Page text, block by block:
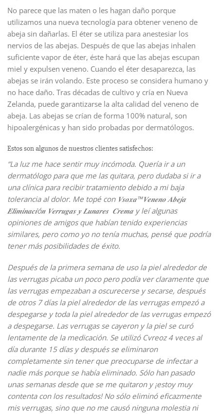
No parece que las maten o les hagan daño porque
utilizamos una nueva tecnología para obtener veneno de
abeja sin dañarlas. El éter se utiliza para anestesiar los
nervios de las abejas. Después de que las abejas inhalen
suficiente vapor de éter, éste hará que las abejas escupan
miel y expulsen veneno. Cuando el éter desaparezca, las
abejas se irán volando. Este proceso se considera humano y
no hace daño. Tras décadas de cultivo y cría en Nueva
Zelanda, puede garantizarse la alta calidad del veneno de
abeja. Las abejas se crían de forma 100% natural, son
hipoalergénicas y han sido probadas por dermatólogos.
Estos son algunos de nuestros clientes satisfechos:
“La luz me hace sentir muy incómoda. Quería ir a un
dermatólogo para que me las quitara, pero dudaba si ir a
una clínica para recibir tratamiento debido a mi baja
tolerancia al dolor. Me topé con 𝑽𝒔𝒐𝒙𝒂™𝑽𝒆𝒏𝒆𝒏𝒐 𝑨𝒃𝒆𝒋𝒂
𝑬𝒍𝒊𝒎𝒊𝒏𝒂𝒄𝒊ó𝒏 𝑽𝒆𝒓𝒓𝒖𝒈𝒂𝒔 𝒚 𝑳𝒖𝒏𝒂𝒓𝒆𝒔 𝑪𝒓𝒆𝒎𝒂 y leí algunas
opiniones de amigos que habían tenido experiencias
similares, pero como yo no tenía muchas, pensé que podría
tener más posibilidades de éxito.
Después de la primera semana de uso la piel alrededor de
las verrugas picaba un poco pero podía ver claramente que
las verrugas empezaban a oscurecerse y secarse, después
de otros 7 días la piel alrededor de las verrugas empezó a
despegarse y toda la piel alrededor de las verrugas empezó
a despegarse. Las verrugas se cayeron y la piel se curó
lentamente de la medicación. Se utilizó Cvreoz 4 veces al
día durante 15 días y después se eliminaron
completamente sin tener que preocuparse de infectar a
nadie más porque se había eliminado. Sólo han pasado
unas semanas desde que se me quitaron y ¡estoy muy
contenta con los resultados! No sólo eliminó eficazmente
mis verrugas, sino que no me causó ninguna molestia ni